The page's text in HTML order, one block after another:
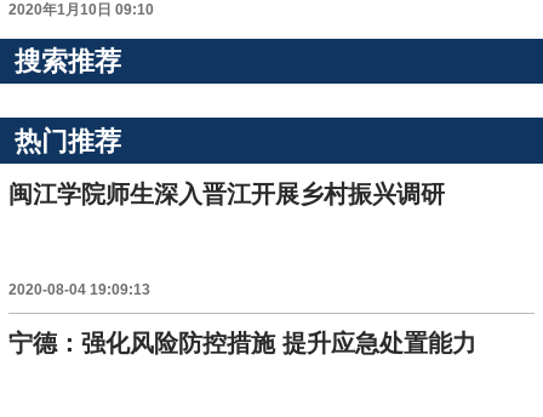
2020年1月10日 09:10
搜索推荐
热门推荐
闽江学院师生深入晋江开展乡村振兴调研
2020-08-04 19:09:13
宁德：强化风险防控措施 提升应急处置能力